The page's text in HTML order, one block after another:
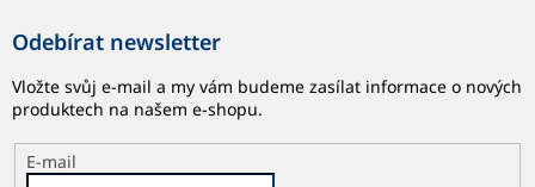
Odebírat newsletter
Vložte svůj e-mail a my vám budeme zasílat informace o nových
produktech na našem e-shopu.
E-mail